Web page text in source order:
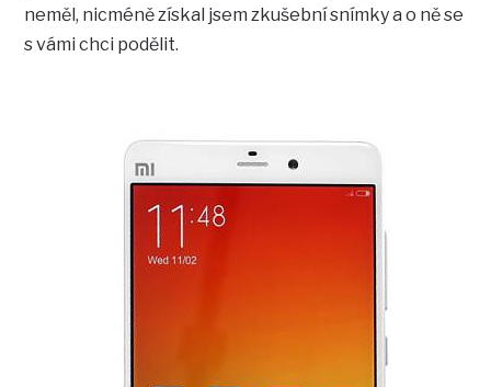
neměl, nicméně získal jsem zkušební snímky a o ně se
s vámi chci podělit.